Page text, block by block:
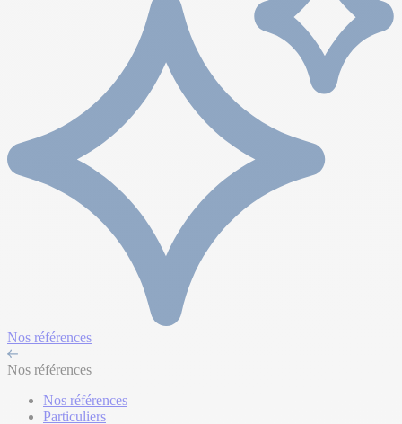
Nos références
Nos références
Nos références
Particuliers